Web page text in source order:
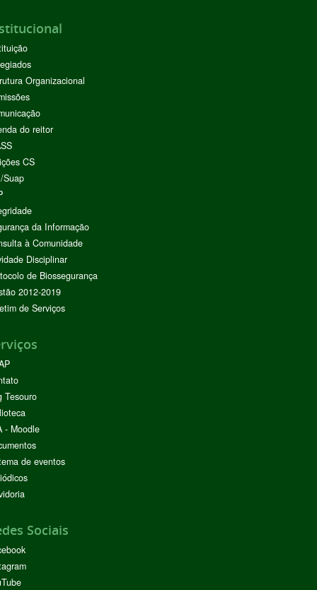
Organizacional
do reitor
CS
Suap
da Informação
à Comunidade
Disciplinar
de Biossegurança
2012-2019
de Serviços
Tesouro
- Moodle
de eventos
Sociais